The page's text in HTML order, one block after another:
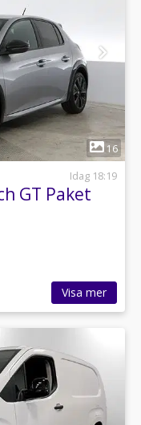
16
Idag 18:19
GT Paket
Visa mer